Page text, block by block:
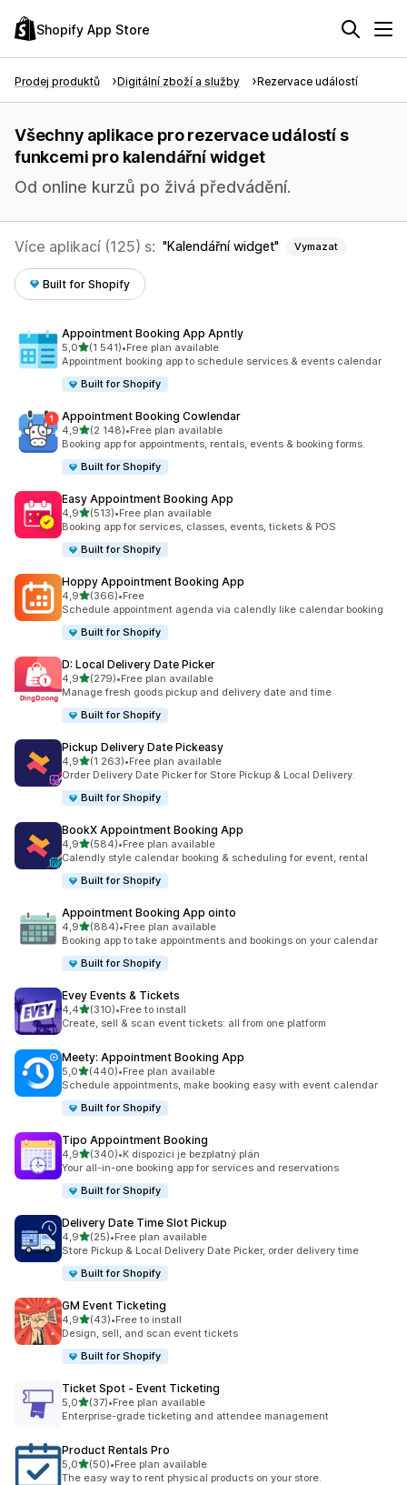
Shopify App Store
Prodej produktů Digitální zboží a služby Rezervace událostí
Všechny aplikace pro rezervace událostí s
funkcemi pro kalendářní widget
Od online kurzů po živá předvádění.
Více aplikací (125) s: Kalendářní widget Vymazat
Built for Shopify
Appointment Booking App Apntly
5,0z 5 hvězd
(1 541)
Celkový počet recenzí: 1541
•Free plan available
Appointment booking app to schedule services & events calendar
Built for Shopify
Appointment Booking Cowlendar
4,9z 5 hvězd
(2 148)
Celkový počet recenzí: 2148
•Free plan available
Booking app for appointments, rentals, events & booking forms.
Built for Shopify
Easy Appointment Booking App
4,9z 5 hvězd
(513)
Celkový počet recenzí: 513
•Free plan available
Booking app for services, classes, events, tickets & POS
Built for Shopify
Hoppy Appointment Booking App
4,9z 5 hvězd
(366)
Celkový počet recenzí: 366
•Free
Schedule appointment agenda via calendly like calendar booking
Built for Shopify
D: Local Delivery Date Picker
4,9z 5 hvězd
(279)
Celkový počet recenzí: 279
•Free plan available
Manage fresh goods pickup and delivery date and time
Built for Shopify
Pickup Delivery Date Pickeasy
4,9z 5 hvězd
(1 263)
Celkový počet recenzí: 1263
•Free plan available
Order Delivery Date Picker for Store Pickup & Local Delivery.
Built for Shopify
BookX Appointment Booking App
4,9z 5 hvězd
(584)
Celkový počet recenzí: 584
•Free plan available
Calendly style calendar booking & scheduling for event, rental
Built for Shopify
Appointment Booking App ointo
4,9z 5 hvězd
(884)
Celkový počet recenzí: 884
•Free plan available
Booking app to take appointments and bookings on your calendar
Built for Shopify
Evey Events & Tickets
4,4z 5 hvězd
(310)
Celkový počet recenzí: 310
•Free to install
Create, sell & scan event tickets: all from one platform
Meety: Appointment Booking App
5,0z 5 hvězd
(440)
Celkový počet recenzí: 440
•Free plan available
Schedule appointments, make booking easy with event calendar
Built for Shopify
Tipo Appointment Booking
4,9z 5 hvězd
(340)
Celkový počet recenzí: 340
•K dispozici je bezplatný plán
Your all-in-one booking app for services and reservations
Built for Shopify
Delivery Date Time Slot Pickup
4,9z 5 hvězd
(25)
Celkový počet recenzí: 25
•Free plan available
Store Pickup & Local Delivery Date Picker, order delivery time
Built for Shopify
GM Event Ticketing
4,9z 5 hvězd
(43)
Celkový počet recenzí: 43
•Free to install
Design, sell, and scan event tickets
Built for Shopify
Ticket Spot ‑ Event Ticketing
5,0z 5 hvězd
(37)
Celkový počet recenzí: 37
•Free plan available
Enterprise-grade ticketing and attendee management
Product Rentals Pro
5,0z 5 hvězd
(50)
Celkový počet recenzí: 50
•Free plan available
The easy way to rent physical products on your store.